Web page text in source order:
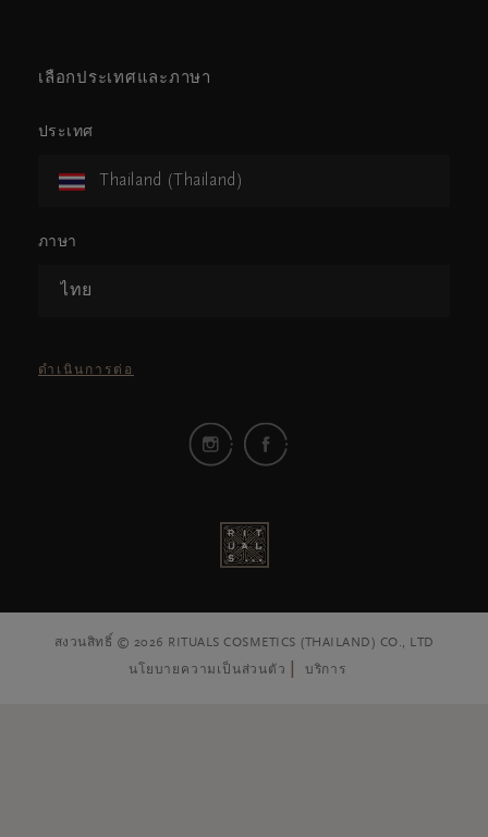
เลือกประเทศและภาษา
ประเทศ
Thailand (Thailand)
ภาษา
ไทย
ดำเนินการต่อ
สงวนสิทธิ์ © 2026 RITUALS COSMETICS (THAILAND) CO., LTD
นโยบายความเป็นส่วนตัว บริการ